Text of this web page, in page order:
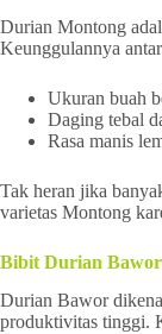
Durian Montong
Keunggulannya
Ukuran buah
Daging tebal
Rasa manis
Tak heran jika
varietas Montong
Bibit Durian Bawor
Durian Bawor
produktivitas tinggi.